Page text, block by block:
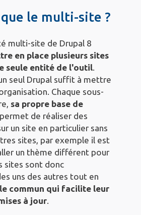
le multi-site ?
multi-site de Drupal 8
en place plusieurs sites
seule entité de l'outil.
seul Drupal suffit à mettre
Chaque sous-
sa propre base de
de réaliser des
un site en particulier sans
sites, par exemple il est
un thème différent pour
sites sont donc
uns des autres tout en
commun qui facilite leur
à jour.